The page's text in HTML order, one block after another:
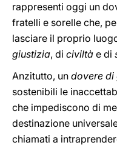
rappresenti oggi un
fratelli e sorelle che,
lasciare il proprio
giustizia, di civiltà e di
Anzitutto, un dovere di
sostenibili le
che impediscono di
destinazione
chiamati a